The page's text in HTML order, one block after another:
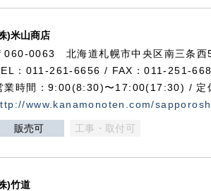
)米山商店
060-0063 北海道札幌市中央区南三条西
：011-261-6656 / FAX：011-251-
業時間：9:00(8:30)〜17:00(17:30) / 定
www.kanamonoten.com/
販売可 工事・取付可
)竹道